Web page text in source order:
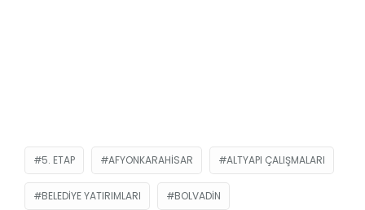
5. ETAP AFYONKARAHISAR ALTYAPI ÇALIŞMALARI
BELEDIYE YATIRIMLARI BOLVADIN